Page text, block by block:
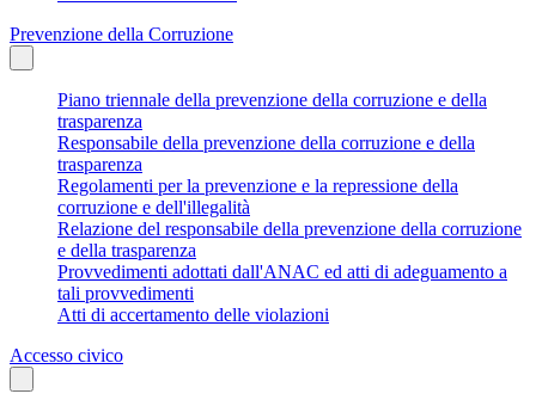
Prevenzione della Corruzione
Piano triennale della prevenzione della corruzione e della
trasparenza
Responsabile della prevenzione della corruzione e della
trasparenza
Regolamenti per la prevenzione e la repressione della
corruzione e dell'illegalità
Relazione del responsabile della prevenzione della corruzione
e della trasparenza
Provvedimenti adottati dall'ANAC ed atti di adeguamento a
tali provvedimenti
Atti di accertamento delle violazioni
Accesso civico